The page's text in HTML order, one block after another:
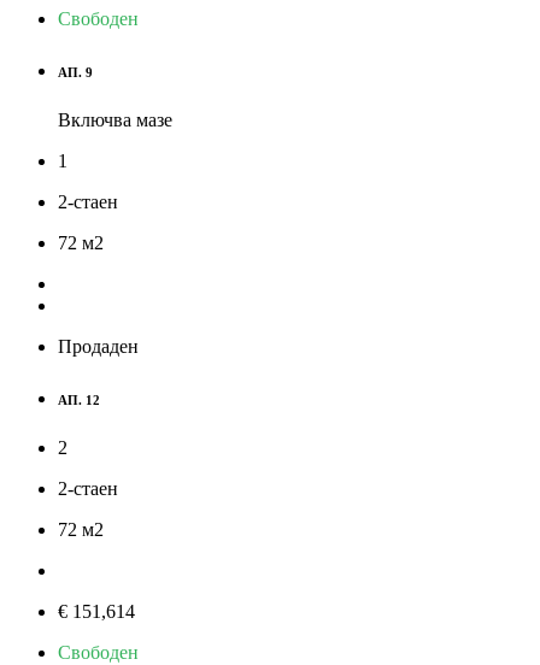
Свободен
АП. 9
Включва мазе
1
2-стаен
72 м2
Продаден
АП. 12
2
2-стаен
72 м2
€ 151,614
Свободен